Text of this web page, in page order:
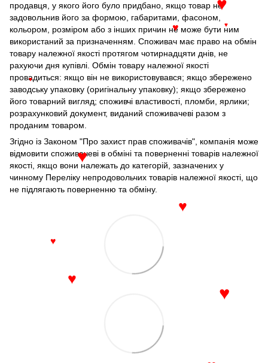
продавця, у якого його було придбано, якщо товар не
задовольнив його за формою, габаритами, фасоном,
кольором, розміром або з інших причин не може бути ним
використаний за призначенням. Споживач має право на обмін
товару належної якості протягом чотирнадцяти днів, не
рахуючи дня купівлі. Обмін товару належної якості
провадиться: якщо він не використовувався; якщо збережено
заводську упаковку (оригінальну упаковку); якщо збережено
його товарний вигляд; споживчі властивості, пломби, ярлики;
розрахунковий документ, виданий споживачеві разом з
проданим товаром.
Згідно із Законом "Про захист прав споживачів", компанія може
відмовити споживачеві в обміні та поверненні товарів належної
якості, якщо вони належать до категорій, зазначених у
чинному Переліку непродовольчих товарів належної якості, що
не підлягають поверненню та обміну.
♥
♥
♥
♥
♥
♥